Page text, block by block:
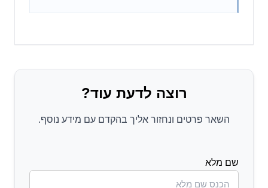
רוצה לדעת עוד?
השאר פרטים ונחזור אליך בהקדם עם מידע נוסף.
שם מלא